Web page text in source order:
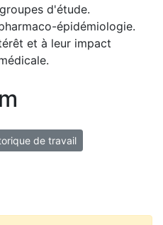
d'étude.
épidémiologie.
et à leur impact
de travail